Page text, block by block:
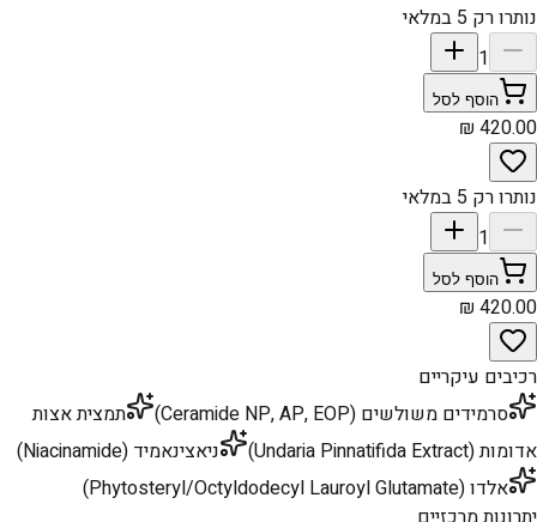
נותרו רק 5 במלאי
1
הוסף לסל
נותרו רק 5 במלאי
1
הוסף לסל
רכיבים עיקריים
סרמידים משולשים (Ceramide NP, AP, EOP)
תמצית אצות
אדומות (Undaria Pinnatifida Extract)
ניאצינאמיד (Niacinamide)
אלדו (Phytosteryl/Octyldodecyl Lauroyl Glutamate)